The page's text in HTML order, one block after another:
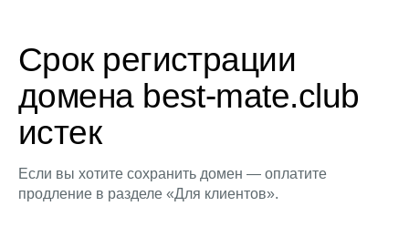
Срок регистрации
домена best-mate.club
истек
Если вы хотите сохранить домен — оплатите
продление в разделе «Для клиентов».